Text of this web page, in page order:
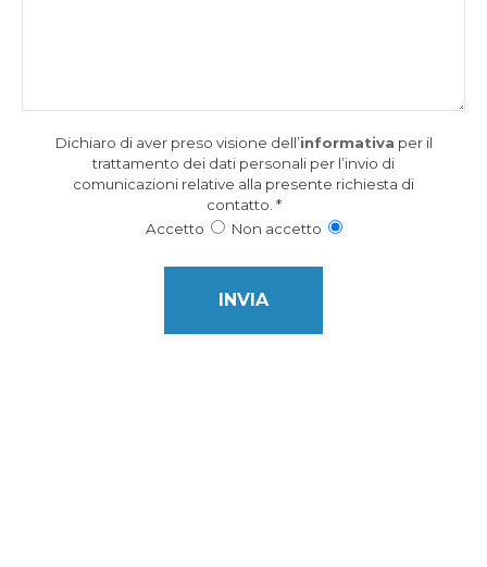
Dichiaro di aver preso visione dell’informativa per il
trattamento dei dati personali per l’invio di
comunicazioni relative alla presente richiesta di
contatto. *
Accetto
Non accetto